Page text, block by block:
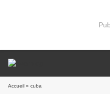
Accueil » cuba